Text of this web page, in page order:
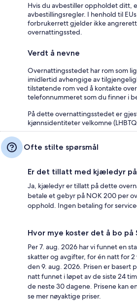
Hvis du avbestiller oppholdet ditt,
avbestillingsregler. I henhold til
forbrukerrett gjelder ikke
overnattingssted.
Verdt å nevne
Overnattingsstedet har rom som
imidlertid avhengige av
tilstøtende rom ved å kontakte
telefonnummeret som du finner i
På dette overnattingsstedet er
kjønnsidentiteter velkomne
Ofte stilte spørsmål
Er det tillatt med kjæledyr på
Ja, kjæledyr er tillatt på dette
betale et gebyr på NOK 200 per
opphold. Ingen betaling for
Hvor mye koster det å bo på
Per 7. aug. 2026 har vi funnet en
skatter og avgifter, for én natt for 2
den 9. aug. 2026. Prisen er basert
natt funnet i løpet av de siste 24
de neste 30 dagene. Prisene kan
se mer nøyaktige priser.